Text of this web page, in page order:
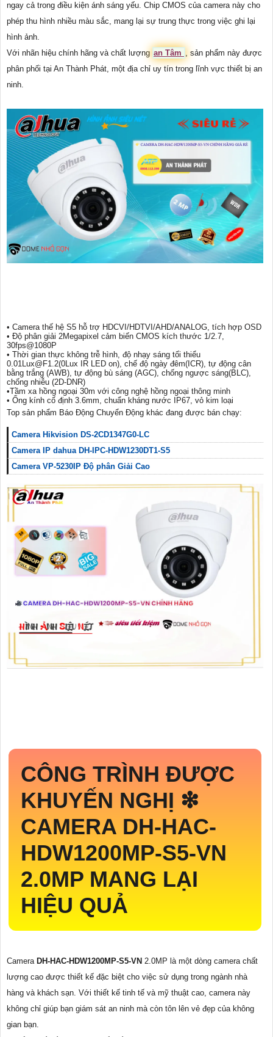
ngay cả trong điều kiện ánh sáng yếu. Chip CMOS của camera này cho
phép thu hình nhiều màu sắc, mang lại sự trung thực trong việc ghi lại
hình ảnh.
Với nhãn hiệu chính hãng và chất lượng an Tâm , sản phẩm này được
phân phối tại An Thành Phát, một địa chỉ uy tín trong lĩnh vực thiết bị an
ninh.
• Camera thế hệ S5 hỗ trợ HDCVI/HDTVI/AHD/ANALOG, tích hợp OSD
• Độ phân giải 2Megapixel cảm biến CMOS kích thước 1/2.7,
30fps@1080P
• Thời gian thực không trễ hình, độ nhạy sáng tối thiểu
0.01Lux@F1.2(0Lux IR LED on), chế độ ngày đêm(ICR), tự động cân
bằng trắng (AWB), tự động bù sáng (AGC), chống ngược sáng(BLC),
chống nhiễu (2D-DNR)
•Tầm xa hồng ngoại 30m với công nghệ hồng ngoại thông minh
• Ống kính cố định 3.6mm, chuẩn kháng nước IP67, vỏ kim loại
Top sản phẩm Báo Động Chuyển Động khác đang được bán chạy:
Camera Hikvision DS-2CD1347G0-LC
Camera IP dahua DH-IPC-HDW1230DT1-S5
Camera VP-5230IP Độ phân Giải Cao
CÔNG TRÌNH ĐƯỢC
KHUYẾN NGHỊ ❇
CAMERA DH-HAC-
HDW1200MP-S5-VN
2.0MP MANG LẠI
HIỆU QUẢ
Camera DH-HAC-HDW1200MP-S5-VN 2.0MP là một dòng camera chất
lượng cao được thiết kế đặc biệt cho việc sử dụng trong ngành nhà
hàng và khách sạn. Với thiết kế tinh tế và mỹ thuật cao, camera này
không chỉ giúp bạn giám sát an ninh mà còn tôn lên vẻ đẹp của không
gian bạn.